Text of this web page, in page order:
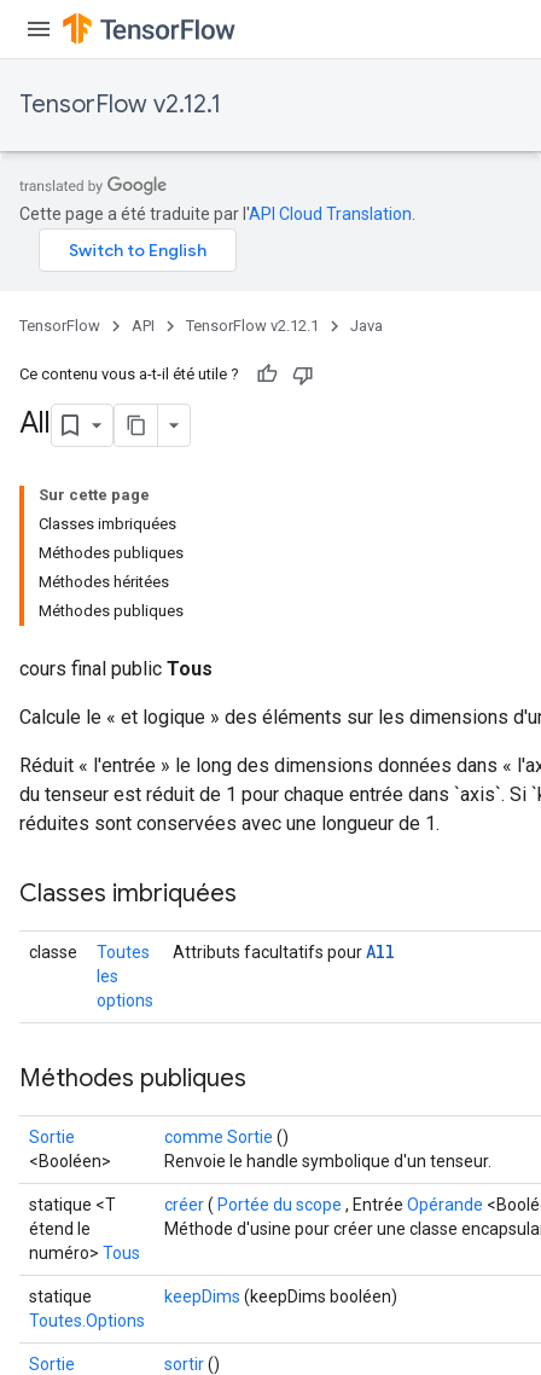
TensorFlow v2.12.1
Cette page a été traduite par l'API Cloud Translation
TensorFlow API TensorFlow v2.12.1 Java
Ce contenu vous a-t-il été utile ?
All
Sur cette page
Classes imbriquées
Méthodes publiques
Méthodes héritées
Méthodes publiques
cours final public Tous
Calcule le « et logique » des éléments sur les dimensions
Réduit « l'entrée » le long des dimensions données dans «
du tenseur est réduit de 1 pour chaque entrée dans `axis`.
réduites sont conservées avec une longueur de 1.
Classes imbriquées
classe
Toutes
les
options
Attributs facultatifs pourAll
Méthodes publiques
Sortie
<Booléen>
comme Sortie ()
Renvoie le handle symbolique d'un tenseur.
statique <T
étend le
numéro> Tous
créer( Portée du scope , Entrée Opérande
Méthode d'usine pour créer une classe
statique
Toutes.Options
keepDims (keepDims booléen)
Sortie
sortir()